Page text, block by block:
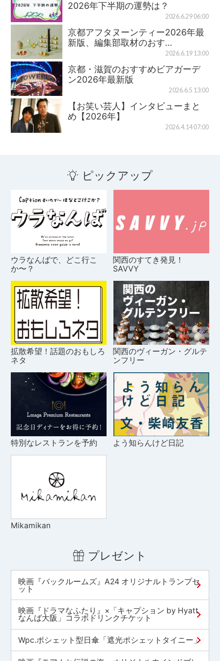
2026年下半期の運勢は？
2026.6.29 06:00
京都アフタヌーンティー2026年最
新版、編集部取材のおす…
2026.6.19 13:00
京都・滋賀のおすすめビアガーデ
ン2026年最新版
2026.6.5 13:00
【お笑い芸人】インタビューまと
め【2026年】
2026.4.14 07:00
ピックアップ
ウラなんばで、どこ行こ
か〜？
関西のすてき発見！
SAVVY
拡散希望！話題のおもしろ
ネタ
関西のヴィーガン・グルテ
ンフリー
特別なレストランを予約 よう知らんけど日記
Mikamikan
プレゼント
映画『バックルームズ』A24 オリジナルトランプセ
ット
映画『ドラマなふたり』×「キャプション by Hyatt
なんば大阪」コラボドリンクチケット
Wpc.ポシェット型日傘「遮光ポシェットタイニー」